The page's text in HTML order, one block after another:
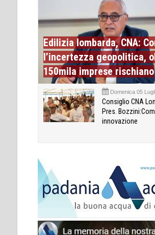
Edilizia lombarda, CNA:
l’incertezza geopolitica,
150mila imprese rischiano
Domenica 05
Consiglio CNA
Pres.
innovazione